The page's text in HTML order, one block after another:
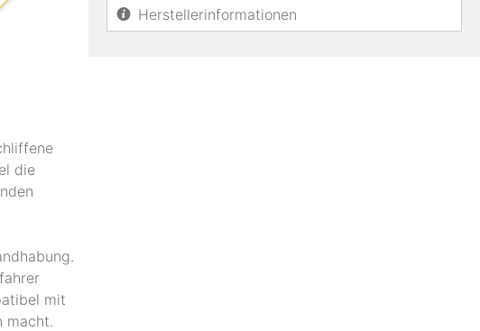
Herstellerinformationen
die
mit
macht.